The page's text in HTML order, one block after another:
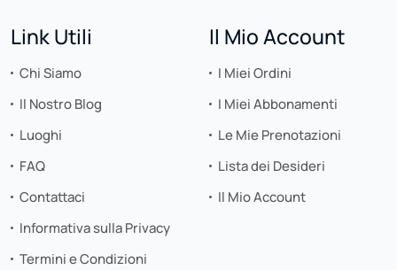
Link Utili
Chi Siamo
Il Nostro Blog
Luoghi
FAQ
Contattaci
Informativa sulla Privacy
Termini e Condizioni
Il Mio Account
I Miei Ordini
I Miei Abbonamenti
Le Mie Prenotazioni
Lista dei Desideri
Il Mio Account